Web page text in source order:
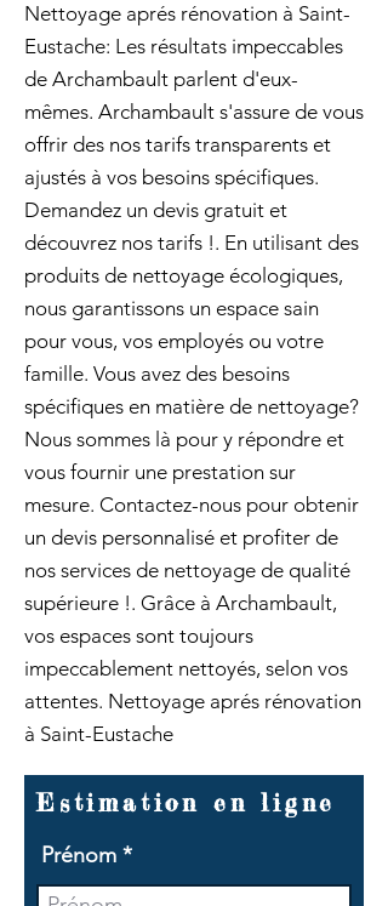
Nettoyage aprés rénovation à Saint-
Eustache: Les résultats impeccables
de Archambault parlent d'eux-
mêmes. Archambault s'assure de vous
offrir des nos tarifs transparents et
ajustés à vos besoins spécifiques.
Demandez un devis gratuit et
découvrez nos tarifs !. En utilisant des
produits de nettoyage écologiques,
nous garantissons un espace sain
pour vous, vos employés ou votre
famille. Vous avez des besoins
spécifiques en matière de nettoyage?
Nous sommes là pour y répondre et
vous fournir une prestation sur
mesure. Contactez-nous pour obtenir
un devis personnalisé et profiter de
nos services de nettoyage de qualité
supérieure !. Grâce à Archambault,
vos espaces sont toujours
impeccablement nettoyés, selon vos
attentes. Nettoyage aprés rénovation
à Saint-Eustache
Estimation en ligne
Prénom